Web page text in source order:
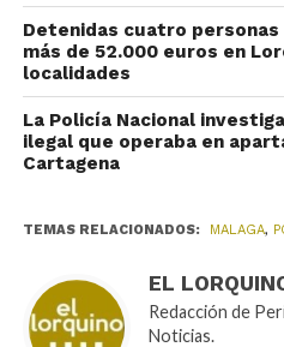
Detenidas cuatro
más de 52.000 euros en
localidades
La Policía Nacional
ilegal que operaba en
Cartagena
TEMAS RELACIONADOS: MALAGA,
EL
Redacción de
Noticias.